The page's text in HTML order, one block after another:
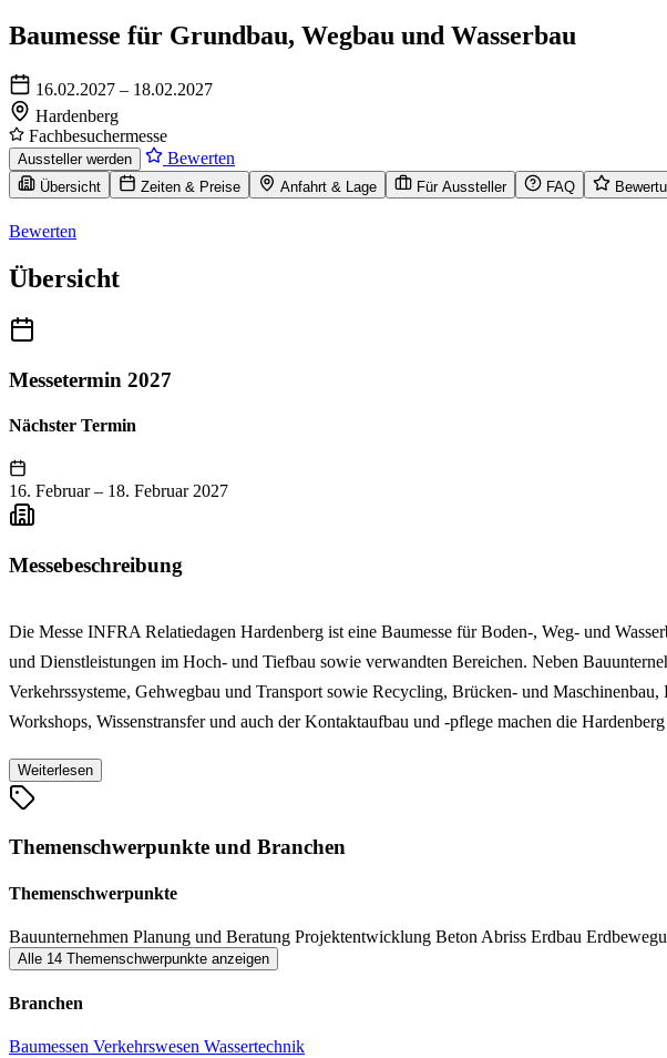
Baumesse für Grundbau, Wegbau und Wasserbau
16.02.2027 – 18.02.2027
Hardenberg
Fachbesuchermesse
Aussteller werden Bewerten
Übersicht Zeiten & Preise Anfahrt & Lage Für Aussteller FAQ
Bewerten
Übersicht
Messetermin 2027
Nächster Termin
16. Februar – 18. Februar 2027
Messebeschreibung
Die Messe INFRA Relatiedagen Hardenberg ist eine Baumesse für Boden-, Weg- und
und Dienstleistungen im Hoch- und Tiefbau sowie verwandten Bereichen. Neben
Verkehrssysteme, Gehwegbau und Transport sowie Recycling, Brücken- und
Workshops, Wissenstransfer und auch der Kontaktaufbau und -pflege machen die
Weiterlesen
Themenschwerpunkte und Branchen
Themenschwerpunkte
Bauunternehmen Planung und Beratung Projektentwicklung Beton Abriss Erdbau
Alle 14 Themenschwerpunkte anzeigen
Branchen
Baumessen Verkehrswesen Wassertechnik